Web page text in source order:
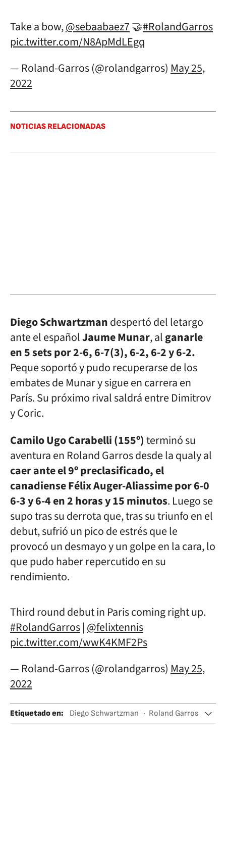
Take a bow,@sebaabaez7🤝#RolandGarros
pic.twitter.com/N8ApMdLEgq
— Roland-Garros (@rolandgarros) May 25,
2022
NOTICIAS RELACIONADAS
Diego Schwartzmandespertó del letargo
ante el españolJaume Munar, alganarle
en 5 sets por 2-6, 6-7(3), 6-2, 6-2 y 6-2.
Peque soportó y pudo recuperarse de los
embates de Munar y sigue en carrera en
París. Su próximo rival saldrá entre Dimitrov
y Coric.
Camilo Ugo Carabelli (155º)terminó su
aventura en Roland Garros desde la qualy al
caer ante el 9º preclasificado, el
canadiense Félix Auger-Aliassime por 6-0
6-3 y 6-4 en 2 horas y 15 minutos. Luego se
supo tras su derrota que, tras su triunfo en el
debut, sufrió un pico de estrés que le
provocó un desmayo y un golpe en la cara, lo
que pudo haber repercutido en su
rendimiento.
Third round debut in Paris coming right up.
#RolandGarros|@felixtennis
pic.twitter.com/wwK4KMF2Ps
— Roland-Garros (@rolandgarros) May 25,
2022
Etiquetado en: Diego Schwartzman
Roland Garros